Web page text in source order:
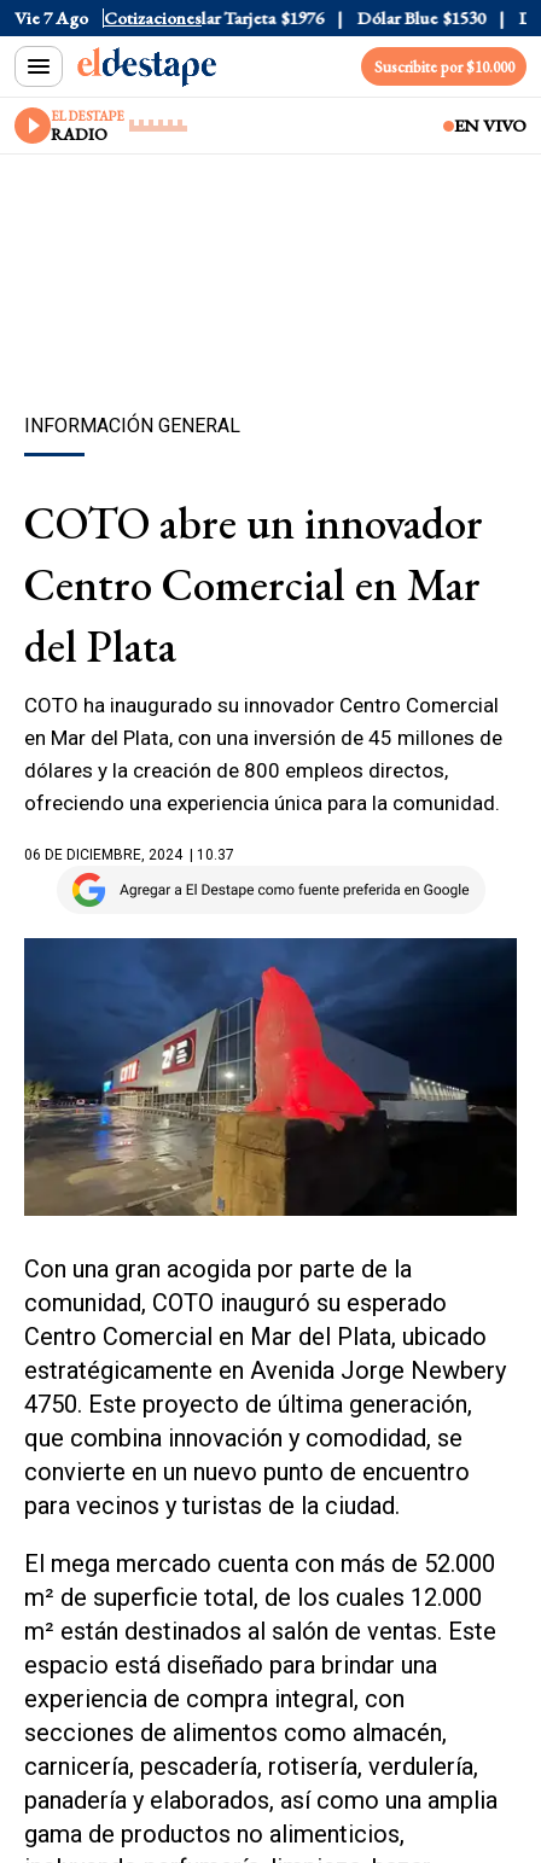
Vie 7 Ago Cotizaciones
Oficial $1520 Dólar Tarjeta $1976 Dólar Blue $1530
Suscribite por $10.000
EL DESTAPE
RADIO EN VIVO
INFORMACIÓN GENERAL
COTO abre un innovador
Centro Comercial en Mar
del Plata
COTO ha inaugurado su innovador Centro Comercial
en Mar del Plata, con una inversión de 45 millones de
dólares y la creación de 800 empleos directos,
ofreciendo una experiencia única para la comunidad.
06 DE DICIEMBRE, 2024 | 10.37
Con una gran acogida por parte de la
comunidad, COTO inauguró su esperado
Centro Comercial en Mar del Plata, ubicado
estratégicamente en Avenida Jorge Newbery
4750. Este proyecto de última generación,
que combina innovación y comodidad, se
convierte en un nuevo punto de encuentro
para vecinos y turistas de la ciudad.
El mega mercado cuenta con más de 52.000
m² de superficie total, de los cuales 12.000
m² están destinados al salón de ventas. Este
espacio está diseñado para brindar una
experiencia de compra integral, con
secciones de alimentos como almacén,
carnicería, pescadería, rotisería, verdulería,
panadería y elaborados, así como una amplia
gama de productos no alimenticios,